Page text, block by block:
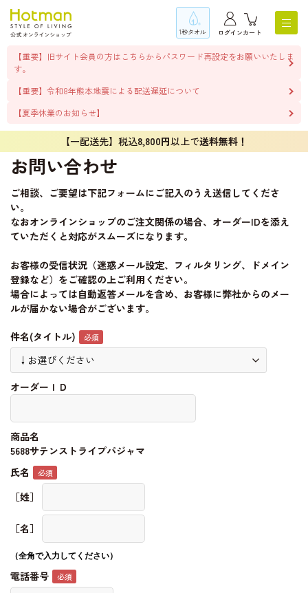
1秒タオル ログインカート
【重要】旧サイト会員の方はこちらからパスワード再設定をお願いいたしま
す。
【重要】令和8年熊本地震による配送遅延について
【夏季休業のお知らせ】
【一配送先】税込8,800円以上で送料無料！
お問い合わせ
ご相談、ご要望は下記フォームにご記入のうえ送信してくださ
い。
なおオンラインショップのご注文関係の場合、オーダーIDを添え
ていただくと対応がスムーズになります。
お客様の受信状況（迷惑メール設定、フィルタリング、ドメイン
登録など）をご確認の上ご利用ください。
場合によっては自動返答メールを含め、お客様に弊社からのメー
ルが届かない場合がございます。
件名(タイトル)
オーダーＩＤ
商品名
5688サテンストライプパジャマ
氏名
［姓］
［名］
（全角で入力してください）
電話番号